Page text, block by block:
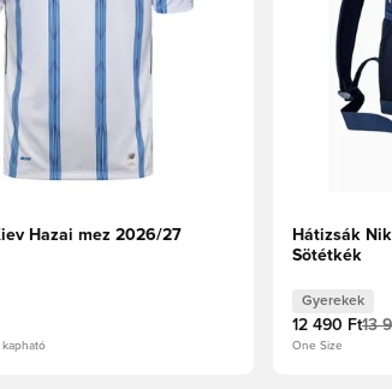
Hazai mez 2026/27
Hátizsák
Sötétkék
Gyerekek
12 490 Ft13
One Size